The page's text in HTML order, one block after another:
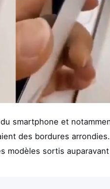
du smartphone et
des bordures
modèles sortis